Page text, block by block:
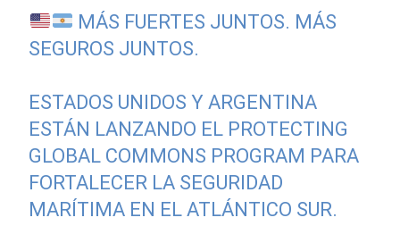
MÁS FUERTES JUNTOS. MÁS
SEGUROS JUNTOS.
ESTADOS UNIDOS Y ARGENTINA
ESTÁN LANZANDO EL PROTECTING
GLOBAL COMMONS PROGRAM PARA
FORTALECER LA SEGURIDAD
MARÍTIMA EN EL ATLÁNTICO SUR.